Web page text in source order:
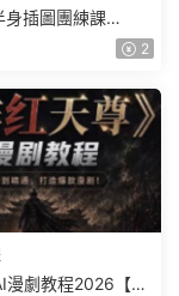
身插圖團練課
高清隻有視頻】 2
漫劇教程2026【畫